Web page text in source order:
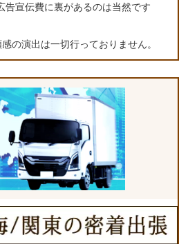
告宣伝費に裏があるのは当然です
の演出は一切行っておりません。